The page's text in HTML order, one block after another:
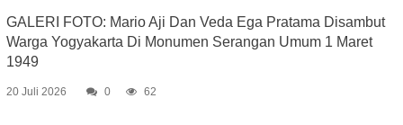
GALERI FOTO: Mario Aji Dan Veda Ega Pratama Disambut
Warga Yogyakarta Di Monumen Serangan Umum 1 Maret
1949
20 Juli 2026 0 62